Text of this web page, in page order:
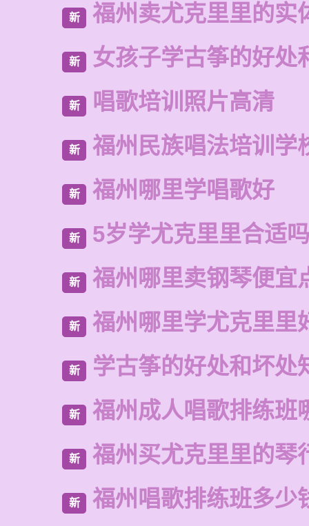
新 福州卖尤克里里的实
新 女孩子学古筝的好处
新 唱歌培训照片高清
新 福州民族唱法培训学
新 福州哪里学唱歌好
新 5岁学尤克里里合适吗
新 福州哪里卖钢琴便宜
新 福州哪里学尤克里里
新 学古筝的好处和坏处
新 福州成人唱歌排练班
新 福州买尤克里里的琴
新 福州唱歌排练班多少